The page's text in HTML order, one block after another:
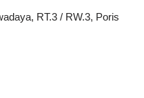
RT.3 / RW.3, Poris